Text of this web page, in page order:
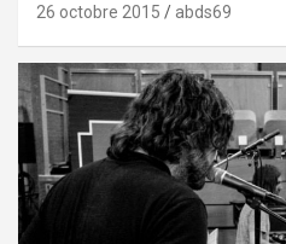
26 octobre 2015 abds69